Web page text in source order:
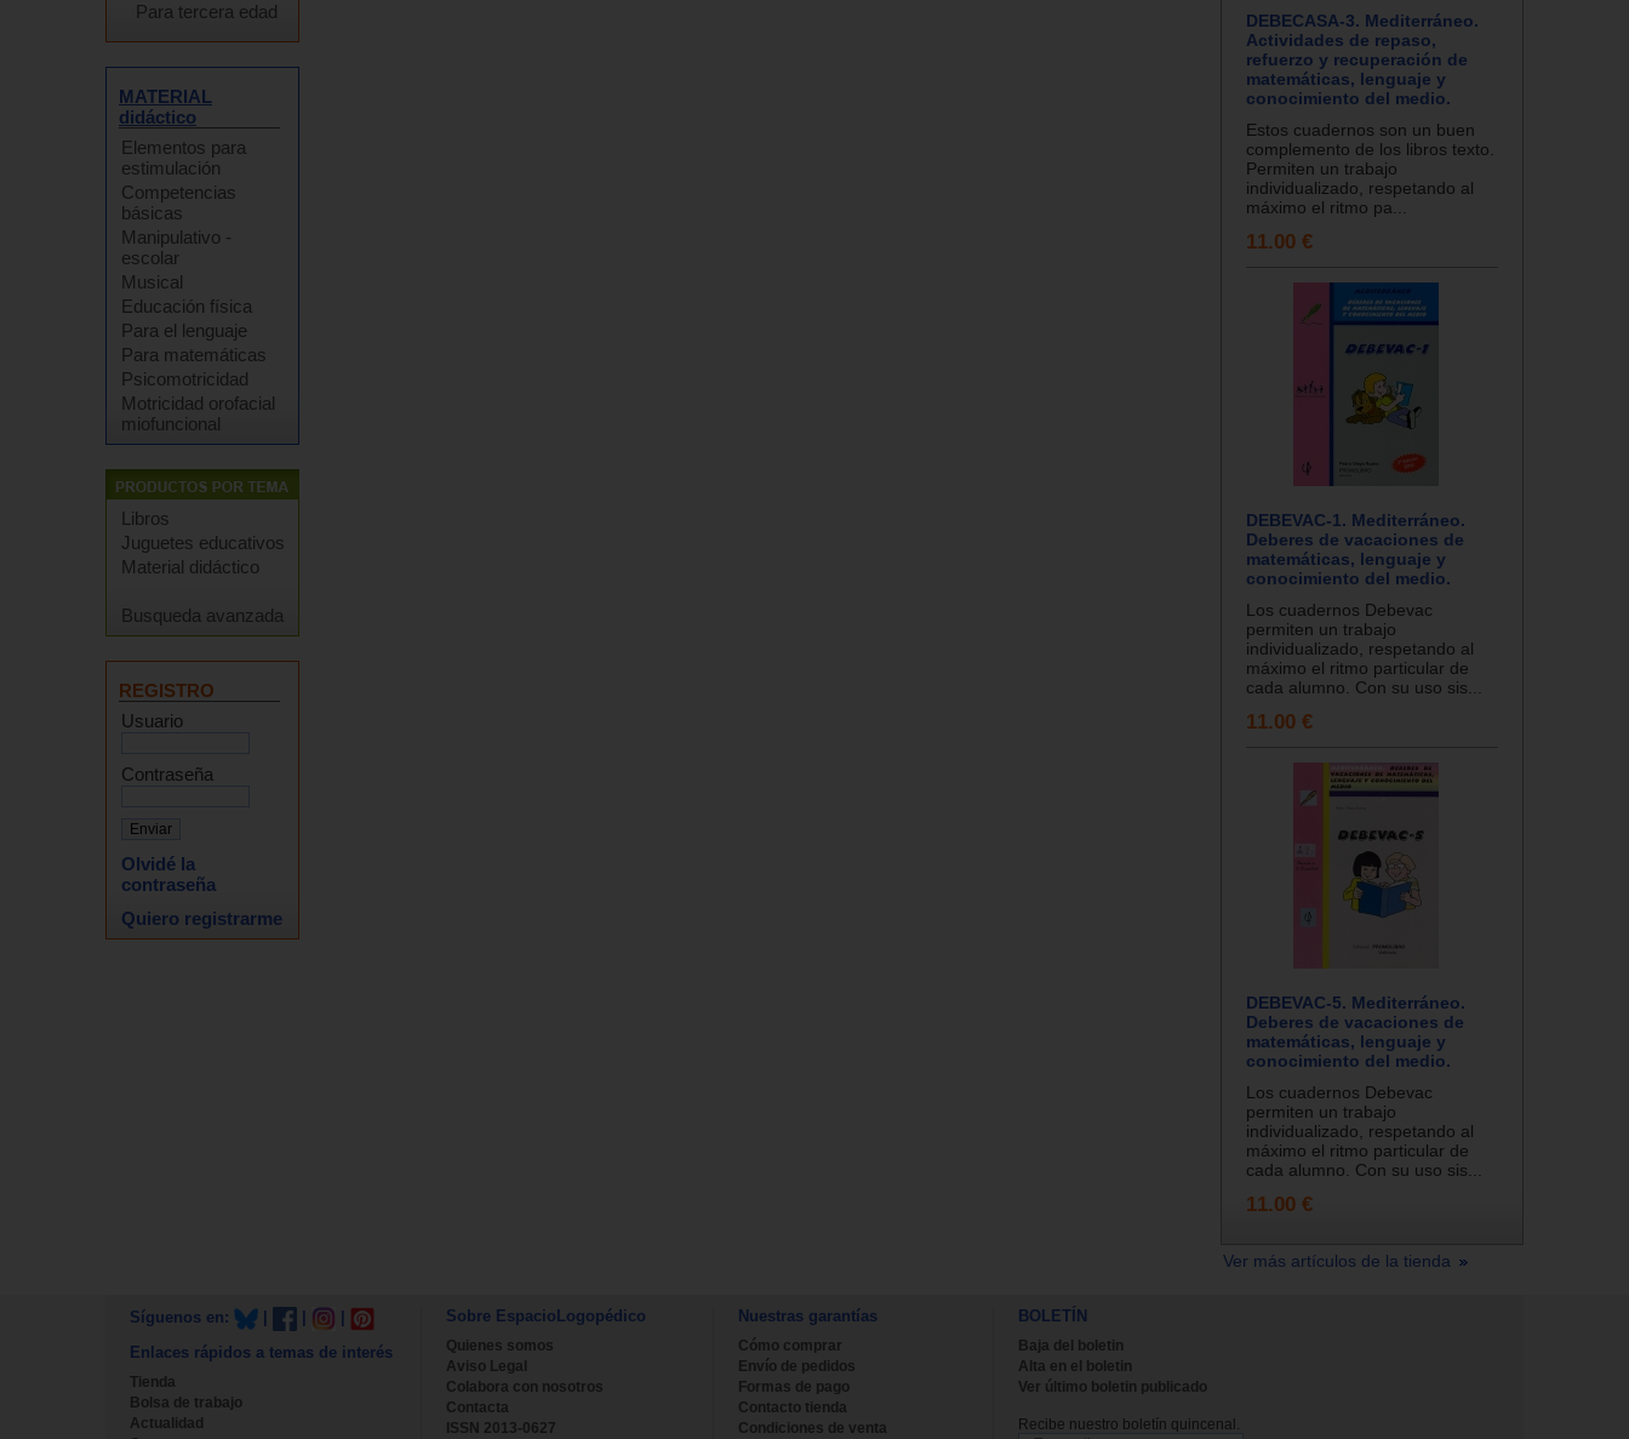
Para tercera edad
MATERIAL
didáctico
Elementos para
estimulación
Competencias
básicas
Manipulativo -
escolar
Musical
Educación física
Para el lenguaje
Para matemáticas
Psicomotricidad
Motricidad orofacial
miofuncional
Libros
Juguetes educativos
Material didáctico
Busqueda avanzada
REGISTRO
Usuario
Contraseña
Olvidé la
contraseña
Quiero registrarme
DEBECASA-3. Mediterráneo.
Actividades de repaso,
refuerzo y recuperación de
matemáticas, lenguaje y
conocimiento del medio.
Estos cuadernos son un buen
complemento de los libros texto.
Permiten un trabajo
individualizado, respetando al
máximo el ritmo pa...
11.00 €
DEBEVAC-1. Mediterráneo.
Deberes de vacaciones de
matemáticas, lenguaje y
conocimiento del medio.
Los cuadernos Debevac
permiten un trabajo
individualizado, respetando al
máximo el ritmo particular de
cada alumno. Con su uso sis...
11.00 €
DEBEVAC-5. Mediterráneo.
Deberes de vacaciones de
matemáticas, lenguaje y
conocimiento del medio.
Los cuadernos Debevac
permiten un trabajo
individualizado, respetando al
máximo el ritmo particular de
cada alumno. Con su uso sis...
11.00 €
Ver más artículos de la tienda
Síguenos en:
Enlaces rápidos a temas de interés
Tienda
Bolsa de trabajo
Actualidad
Sobre EspacioLogopédico
Quienes somos
Aviso Legal
Colabora con nosotros
Contacta
ISSN 2013-0627
Nuestras garantías
Cómo comprar
Envío de pedidos
Formas de pago
Contacto tienda
Condiciones de venta
BOLETÍN
Baja del boletin
Alta en el boletin
Ver último boletin publicado
Recibe nuestro boletín quincenal.